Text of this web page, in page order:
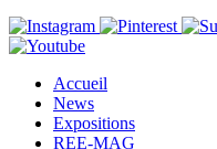
Accueil
News
Expositions
REE-MAG